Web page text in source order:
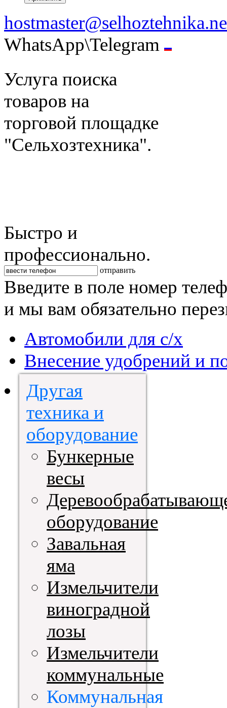
WhatsApp\Telegram
Услуга поиска
товаров на
торговой площадке
"Сельхозтехника".
Быстро и
профессионально.
отправить
Введите в поле номер
и мы вам обязательно
Автомобили для с/х
Внесение удобрений и
Другая
техника и
оборудование
Бункерные
весы
оборудование
Завальная
яма
Измельчители
виноградной
лозы
Измельчители
коммунальные
Коммунальная